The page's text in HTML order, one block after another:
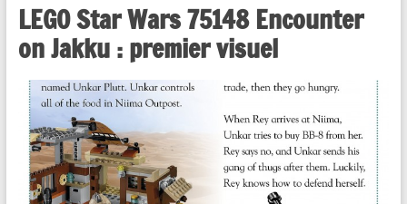
LEGO Star Wars 75148 Encounter
on Jakku : premier visuel